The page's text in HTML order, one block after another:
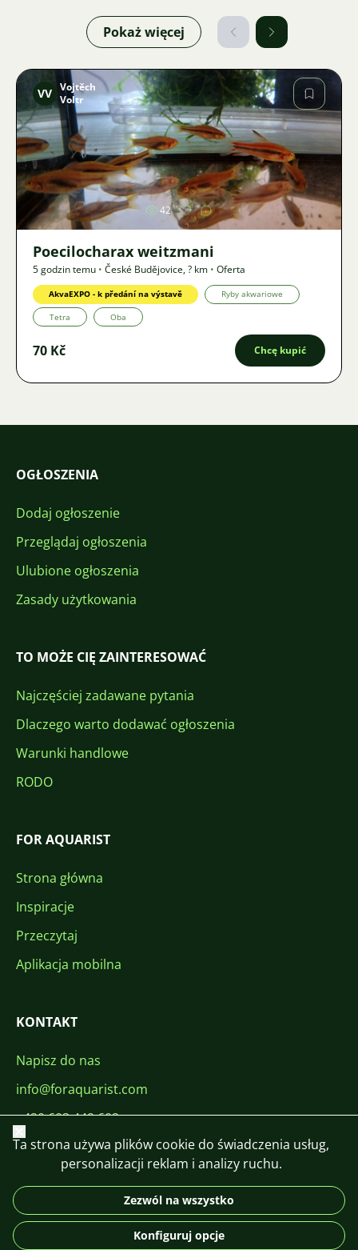
Pokaż więcej
Zdjęcie
VV Vojtěch
Voltr
42
Poecilocharax weitzmani
5 godzin temu • České Budějovice,? km • Oferta
AkvaEXPO - k předání na výstavě Ryby akwariowe
Tetra Oba
70 Kč Chcę kupić
OGŁOSZENIA
Dodaj ogłoszenie
Przeglądaj ogłoszenia
Ulubione ogłoszenia
Zasady użytkowania
TO MOŻE CIĘ ZAINTERESOWAĆ
Najczęściej zadawane pytania
Dlaczego warto dodawać ogłoszenia
Warunki handlowe
RODO
FOR AQUARIST
Strona główna
Inspiracje
Przeczytaj
Aplikacja mobilna
KONTAKT
Napisz do nas
info@foraquarist.com
+420 603 449 602
DE
Zamknij
Ta strona używa plików cookie do świadczenia usług,
personalizacji reklam i analizy ruchu.
Zezwól na wszystko
Konfiguruj opcje